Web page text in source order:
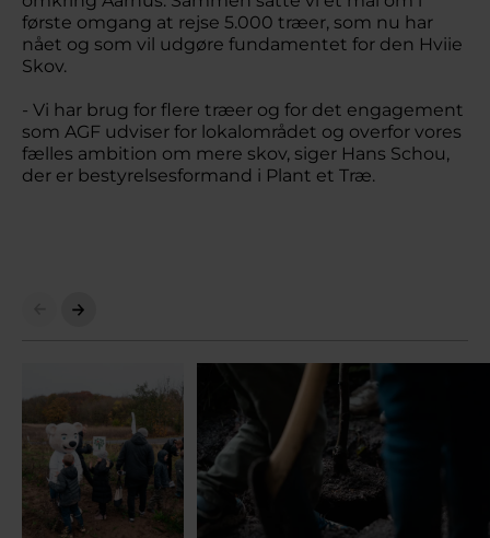
første omgang at rejse 5.000 træer, som nu har
nået og som vil udgøre fundamentet for den Hviie
Skov.
- Vi har brug for flere træer og for det engagement
som AGF udviser for lokalområdet og overfor vores
fælles ambition om mere skov, siger Hans Schou,
der er bestyrelsesformand i Plant et Træ.